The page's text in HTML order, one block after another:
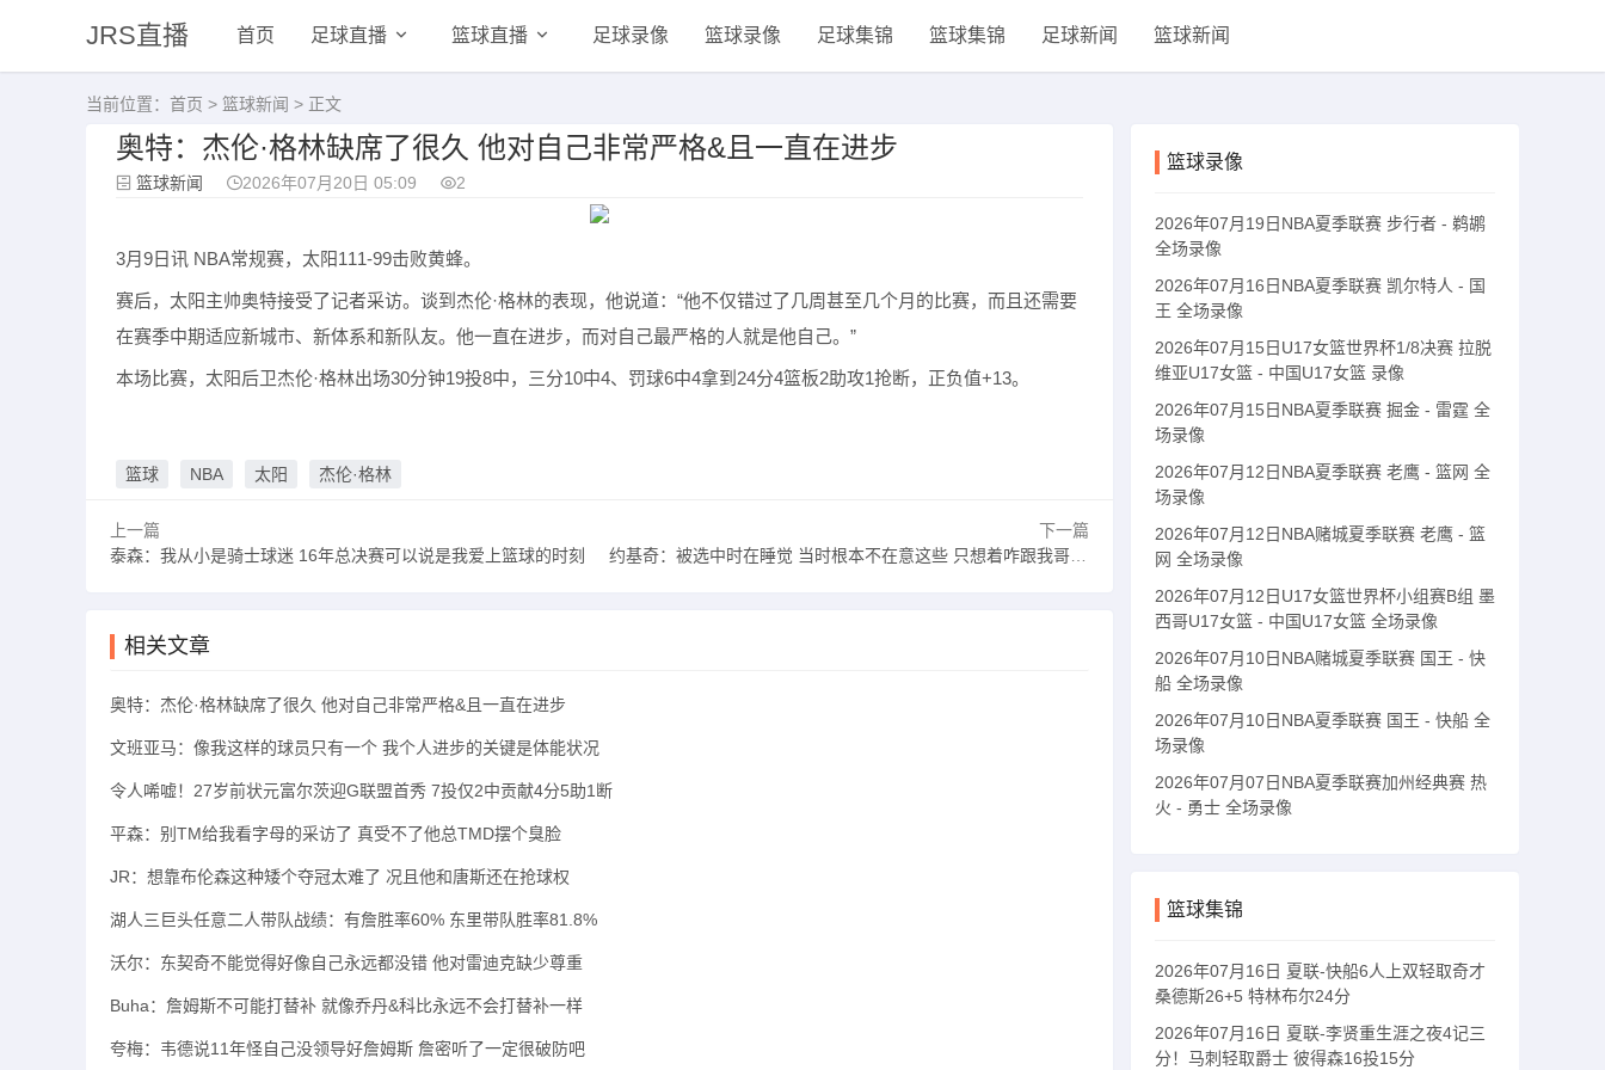
JRS直播 首页 足球直播 篮球直播 足球录像 篮球录像 足球集锦 篮球集锦 足球新闻 篮球新闻
当前位置： 首页 > 篮球新闻 > 正文
奥特：杰伦·格林缺席了很久 他对自己非常严格&且一直在进步
篮球新闻 2026年07月20日 05:09 2
3月9日讯 NBA常规赛，太阳111-99击败黄蜂。
赛后，太阳主帅奥特接受了记者采访。谈到杰伦·格林的表现，他说道：“他不仅错过了几周甚至几个月的比赛，而且还需要
在赛季中期适应新城市、新体系和新队友。他一直在进步，而对自己最严格的人就是他自己。”
本场比赛，太阳后卫杰伦·格林出场30分钟19投8中，三分10中4、罚球6中4拿到24分4篮板2助攻1抢断，正负值+13。
篮球 NBA 太阳 杰伦·格林
上一篇
泰森：我从小是骑士球迷 16年总决赛可以说是我爱上篮球的时刻
下一篇
约基奇：被选中时在睡觉 当时根本不在意这些 只想着咋跟我哥摔跤
相关文章
奥特：杰伦·格林缺席了很久 他对自己非常严格&且一直在进步
文班亚马：像我这样的球员只有一个 我个人进步的关键是体能状况
令人唏嘘！27岁前状元富尔茨迎G联盟首秀 7投仅2中贡献4分5助1断
平森：别TM给我看字母的采访了 真受不了他总TMD摆个臭脸
JR：想靠布伦森这种矮个夺冠太难了 况且他和唐斯还在抢球权
湖人三巨头任意二人带队战绩：有詹胜率60% 东里带队胜率81.8%
沃尔：东契奇不能觉得好像自己永远都没错 他对雷迪克缺少尊重
Buha：詹姆斯不可能打替补 就像乔丹&科比永远不会打替补一样
夸梅：韦德说11年怪自己没领导好詹姆斯 詹密听了一定很破防吧
篮球录像
2026年07月19日NBA夏季联赛 步行者 - 鹈鹕
全场录像
2026年07月16日NBA夏季联赛 凯尔特人 - 国
王 全场录像
2026年07月15日U17女篮世界杯1/8决赛 拉脱
维亚U17女篮 - 中国U17女篮 录像
2026年07月15日NBA夏季联赛 掘金 - 雷霆 全
场录像
2026年07月12日NBA夏季联赛 老鹰 - 篮网 全
场录像
2026年07月12日NBA赌城夏季联赛 老鹰 - 篮
网 全场录像
2026年07月12日U17女篮世界杯小组赛B组 墨
西哥U17女篮 - 中国U17女篮 全场录像
2026年07月10日NBA赌城夏季联赛 国王 - 快
船 全场录像
2026年07月10日NBA夏季联赛 国王 - 快船 全
场录像
2026年07月07日NBA夏季联赛加州经典赛 热
火 - 勇士 全场录像
篮球集锦
2026年07月16日 夏联-快船6人上双轻取奇才
桑德斯26+5 特林布尔24分
2026年07月16日 夏联-李贤重生涯之夜4记三
分！马刺轻取爵士 彼得森16投15分